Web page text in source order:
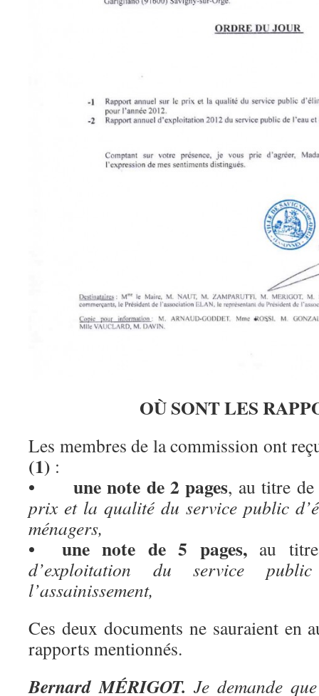
OÙ SONT LES
Les membres de la commission ont
(1) :
• une note de 2 pages, au titre de
prix et la qualité du service public
ménagers,
• une note de 5 pages,au
d’exploitation du service
l’assainissement,
Ces deux documents ne sauraient en
rapports mentionnés.
Bernard MÉRIGOT. Je demande